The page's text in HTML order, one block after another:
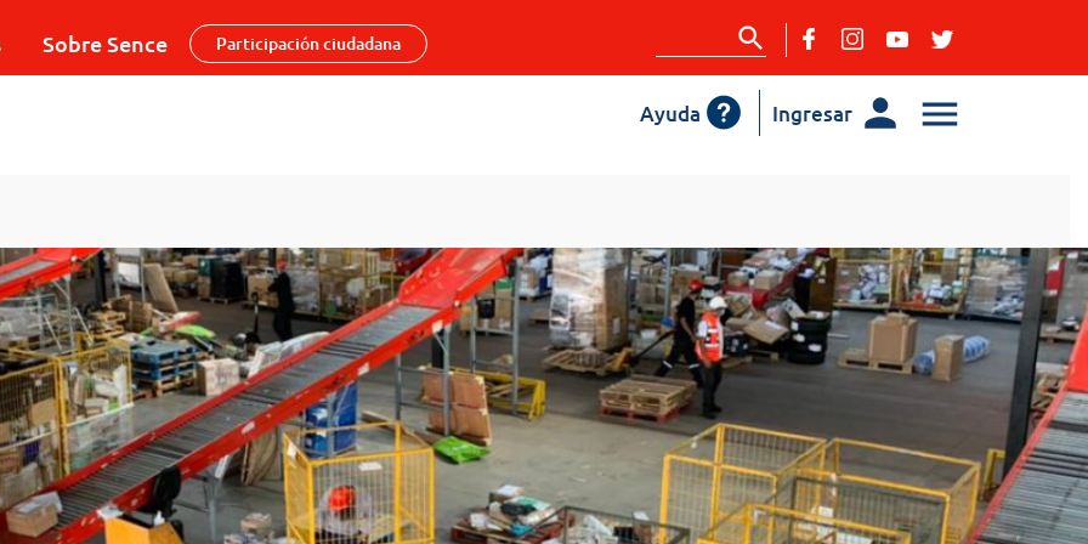
Sobre Sence Participación ciudadana
Ingresar
Ayuda